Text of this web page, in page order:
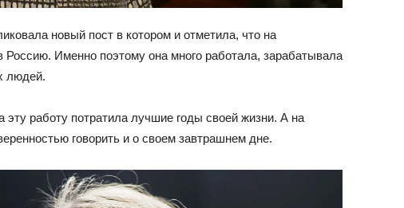
новый пост в котором и отметила, что на
Россию. Именно поэтому она много работала, зарабатывала
людей.
эту работу потратила лучшие годы своей жизни. А на
говорить и о своем завтрашнем дне.